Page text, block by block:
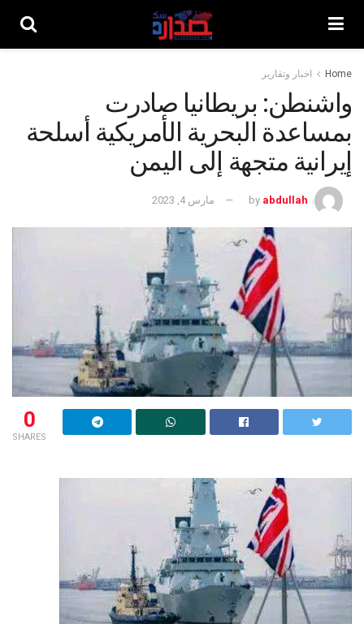
Home اخبار وتقارير
واشنطن: بريطانيا صادرت
بمساعدة البحرية الأمريكية أسلحة
إيرانية متجهة إلى اليمن
by abdullah مارس 4, 2023
0
SHARES